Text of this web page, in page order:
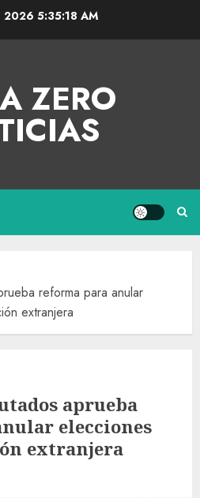
2026 5:35:18 AM
ZERO
reforma para anular
extranjera
aprueba
elecciones
extranjera